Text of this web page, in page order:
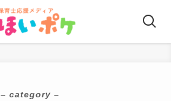
– category –